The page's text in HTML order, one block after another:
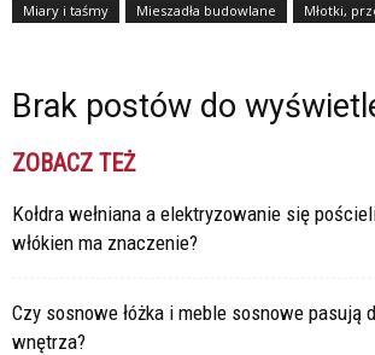
Miary i taśmy Mieszadła budowlane Młotki,
Brak postów do
ZOBACZ TEŻ
Kołdra wełniana a elektryzowanie się
włókien ma znaczenie?
Czy sosnowe łóżka i meble sosnowe pasują
wnętrza?